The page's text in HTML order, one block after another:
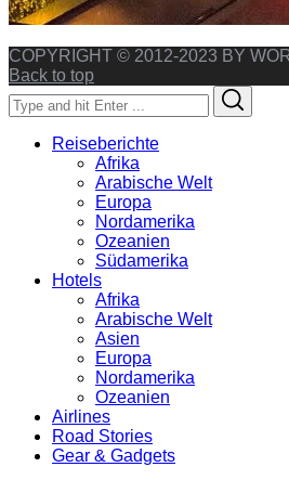
COPYRIGHT © 2012-2023 BY
Back to top
Search
for:
Reiseberichte
Afrika
Arabische Welt
Europa
Nordamerika
Ozeanien
Südamerika
Hotels
Afrika
Arabische Welt
Asien
Europa
Nordamerika
Ozeanien
Airlines
Road Stories
Gear & Gadgets